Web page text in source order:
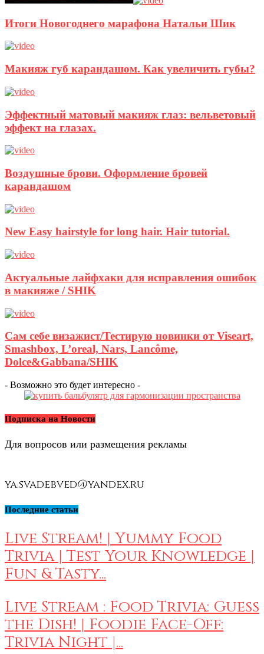
Итоги Новогоднего марафона Натальи Шик
Макияж губ карандашом. Как увеличить губы?
Эффектный матовый макияж глаз: вельветовый
эффект на глазах.
Воздушные брови. Оформление бровей
карандашом
New Easy hairstyle for long hair. Hair tutorial.
Актуальные лайфхаки для исправления ошибок
в макияже / SHIK
Сам себе визажист/Тестирую новинки от Viseart,
Smashbox, L’oreal, Nars, Lancôme,
Dolce&Gabbana/SHIK
- Возможно это будет интересно -
Подписка на Новости
Для вопросов или размещения рекламы
ya.svadebved@yandex.ru
Последние статьи
Live Stream! | Yummy Food
Trivia | Test Your Knowledge |
Fun & Tasty...
Live Stream : Food Trivia: Guess
the Dish! | Foodie Face-Off:
Trivia Night |...